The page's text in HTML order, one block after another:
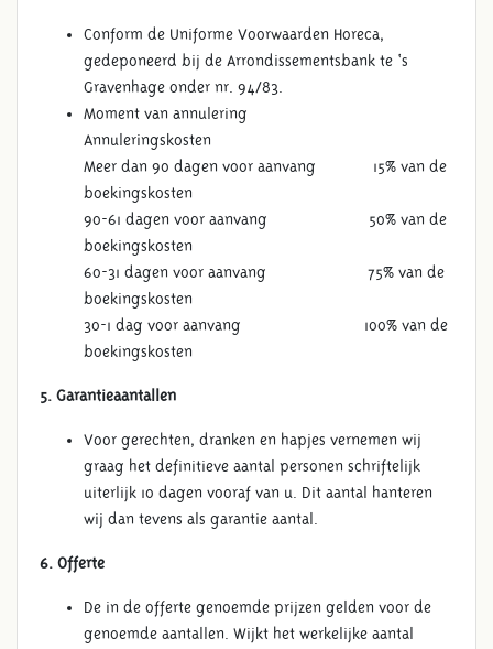
Conform de Uniforme Voorwaarden Horeca,
gedeponeerd bij de Arrondissementsbank te ‘s
Gravenhage onder nr. 94/83.
Moment van annulering
Annuleringskosten
Meer dan 90 dagen voor aanvang 15% van de
boekingskosten
90-61 dagen voor aanvang 50% van de
boekingskosten
60-31 dagen voor aanvang 75% van de
boekingskosten
30-1 dag voor aanvang 100% van de
boekingskosten
5. Garantieaantallen
Voor gerechten, dranken en hapjes vernemen wij
graag het definitieve aantal personen schriftelijk
uiterlijk 10 dagen vooraf van u. Dit aantal hanteren
wij dan tevens als garantie aantal.
6. Offerte
De in de offerte genoemde prijzen gelden voor de
genoemde aantallen. Wijkt het werkelijke aantal